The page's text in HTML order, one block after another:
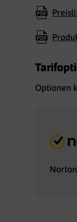
Optionen